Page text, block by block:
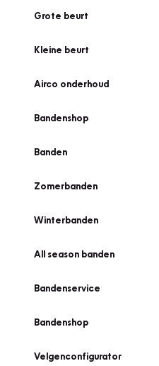
Grote beurt
Kleine beurt
Airco onderhoud
Bandenshop
Banden
Zomerbanden
Winterbanden
All season banden
Bandenservice
Bandenshop
Velgenconfigurator